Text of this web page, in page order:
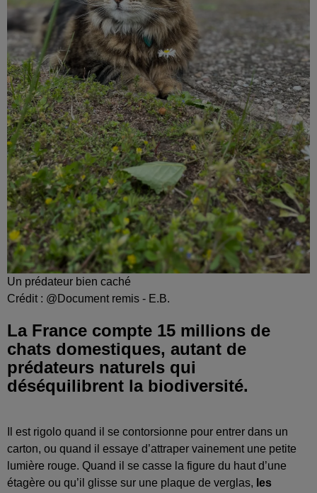
Un prédateur bien caché
Crédit : @Document remis - E.B.
La France compte 15 millions de
chats domestiques, autant de
prédateurs naturels qui
déséquilibrent la biodiversité.
Il est rigolo quand il se contorsionne pour entrer dans un
carton, ou quand il essaye d’attraper vainement une petite
lumière rouge. Quand il se casse la figure du haut d’une
étagère ou qu’il glisse sur une plaque de verglas, les